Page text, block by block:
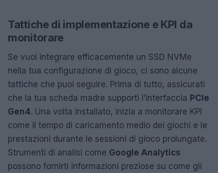
Tattiche di implementazione e KPI da
monitorare
Se vuoi integrare efficacemente un SSD NVMe
nella tua configurazione di gioco, ci sono alcune
tattiche che puoi seguire. Prima di tutto, assicurati
che la tua scheda madre supporti l’interfaccia PCIe
Gen4. Una volta installato, inizia a monitorare KPI
come il tempo di caricamento medio dei giochi e le
prestazioni durante le sessioni di gioco prolungate.
Strumenti di analisi come Google Analytics
possono fornirti informazioni preziose su come gli